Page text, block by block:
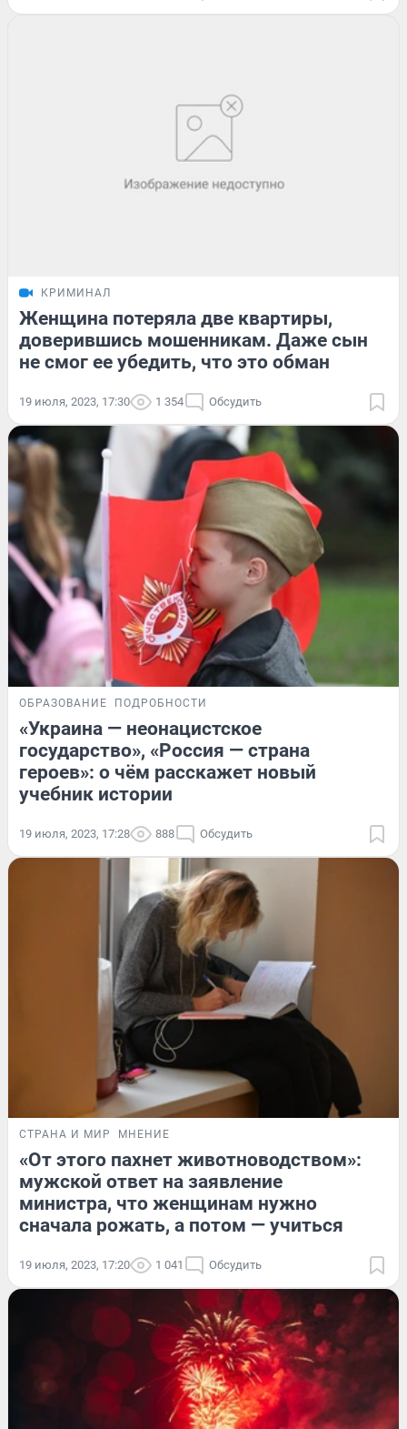
КРИМИНАЛ
Женщина потеряла две квартиры,
доверившись мошенникам. Даже сын
не смог ее убедить, что это обман
19 июля, 2023, 17:30 1 354 Обсудить
ОБРАЗОВАНИЕ ПОДРОБНОСТИ
«Украина — неонацистское
государство», «Россия — страна
героев»: о чём расскажет новый
учебник истории
19 июля, 2023, 17:28 888 Обсудить
СТРАНА И МИР МНЕНИЕ
«От этого пахнет животноводством»:
мужской ответ на заявление
министра, что женщинам нужно
сначала рожать, а потом — учиться
19 июля, 2023, 17:20 1 041 Обсудить